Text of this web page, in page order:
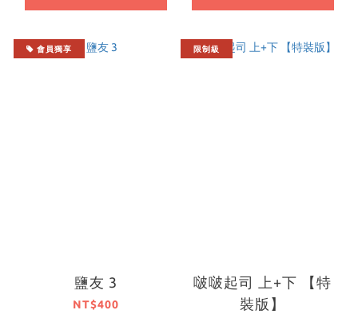
會員獨享
鹽友 3
NT$400
限制級
啵啵起司 上+下 【特
裝版】